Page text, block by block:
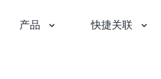
产品 快捷关联